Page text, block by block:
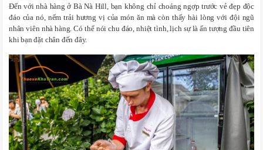
Đến với nhà hàng ở Bà Nà Hill, bạn không chỉ choáng ngợp trước vẻ đẹp độc
đáo của nó, nếm trải hương vị của món ăn mà còn thấy hài lòng với đội ngũ
nhân viên nhà hàng. Có thể nói chu đáo, nhiệt tình, lịch sự là ấn tượng đầu tiên
khi bạn đặt chân đến đây.